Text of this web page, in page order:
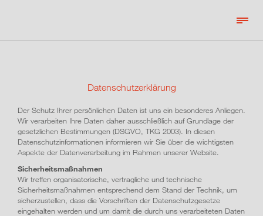
SERVICES
AKTUELLES
KONTAKT
Datenschutzerklärung
Der Schutz Ihrer persönlichen Daten ist uns ein besonderes Anliegen.
Wir verarbeiten Ihre Daten daher ausschließlich auf Grundlage der
gesetzlichen Bestimmungen (DSGVO, TKG 2003). In diesen
Datenschutz­informationen informieren wir Sie über die wichtigsten
Aspekte der Datenverarbeitung im Rahmen unserer Website.
Sicherheitsmaßnahmen
Wir treffen organisatorische, vertragliche und technische
Sicherheitsmaßnahmen entsprechend dem Stand der Technik, um
sicherzustellen, dass die Vorschriften der Daten­schutz­gesetze
eingehalten werden und um damit die durch uns verarbeiteten Daten